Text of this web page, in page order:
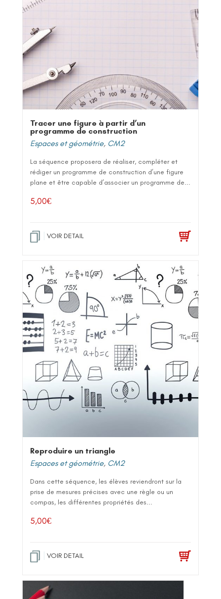
Tracer une figure à partir d’un
programme de construction
Espaces et géométrie, CM2
La séquence proposera de réaliser, compléter et
rédiger un programme de construction d’une figure
plane et être capable d’associer un programme de...
5,00€
VOIR DETAIL
Reproduire un triangle
Espaces et géométrie, CM2
Dans cette séquence, les élèves reviendront sur la
prise de mesures précises avec une règle ou un
compas, les différentes propriétés des...
5,00€
VOIR DETAIL